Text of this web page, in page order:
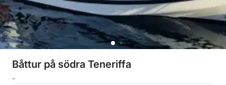
Båttur på södra Teneriffa
-